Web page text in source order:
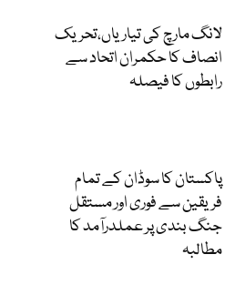
لانگ مارچ کی تیاریاں،تحریک
انصاف کا حکمران اتحاد سے
رابطوں کا فیصلہ
پاکستان کا سوڈان کے تمام
فریقین سے فوری اور مستقل
جنگ بندی پر عملدرآمد کا
مطالبہ